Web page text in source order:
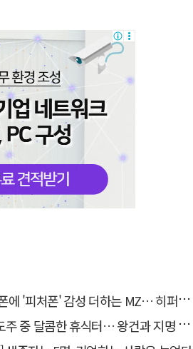
피처폰' 감성 더하는 MZ… 히퍼와 줄이어폰
중 달콤한 휴식터… 왕건과 지명 산책